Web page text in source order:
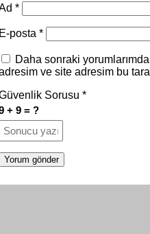
*
posta *
Daha sonraki
ve site adresim bu
Sorusu *
+ 9 = ?